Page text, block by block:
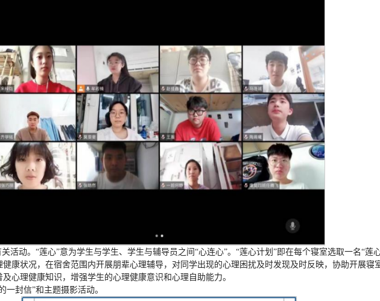
活动。“莲心”意为学生与学生、学生与辅导员之间“心连心”。“莲心计划”即在每个寝室选取一名“莲
康状况，在宿舍范围内开展朋辈心理辅导，对同学出现的心理困扰及时发现及时反映，协助开展寝
心理健康知识，增强学生的心理健康意识和心理自助能力。
一封信”和主题摄影活动。